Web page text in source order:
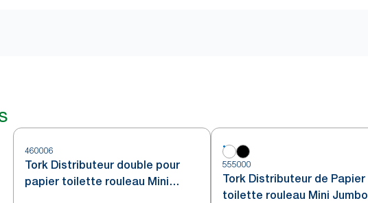
460006
Tork Distributeur double pour
papier toilette rouleau Mini
555000
Tork Distributeur de Papier
toilette rouleau Mini Jumbo